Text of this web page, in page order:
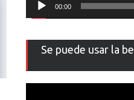
00:00
Se puede usar la